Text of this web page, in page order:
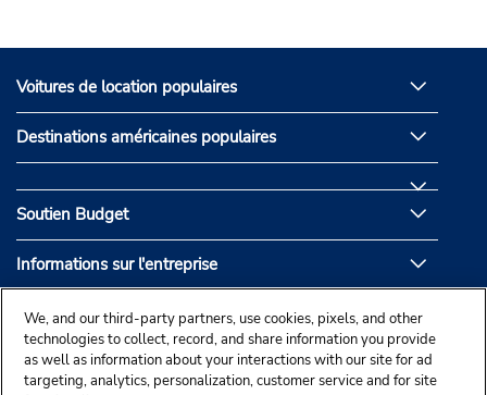
Voitures de location populaires
Destinations américaines populaires
Soutien Budget
Informations sur l'entreprise
Partenaires de Budget
We, and our third-party partners, use cookies, pixels, and other
technologies to collect, record, and share information you provide
as well as information about your interactions with our site for ad
targeting, analytics, personalization, customer service and for site